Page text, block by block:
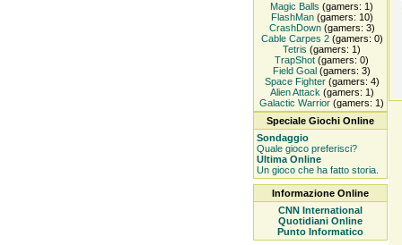
Magic Balls (gamers: 1)
FlashMan(gamers: 10)
CrashDown(gamers: 3)
Cable Carpes 2(gamers: 0)
Tetris (gamers: 1)
TrapShot (gamers: 0)
Field Goal (gamers: 3)
Space Fighter(gamers: 4)
Alien Attack (gamers: 1)
Galactic Warrior (gamers: 1)
Speciale Giochi Online
Sondaggio
Quale gioco preferisci?
Ultima Online
Un gioco che ha fatto storia.
Informazione Online
CNN International
Quotidiani Online
Punto Informatico